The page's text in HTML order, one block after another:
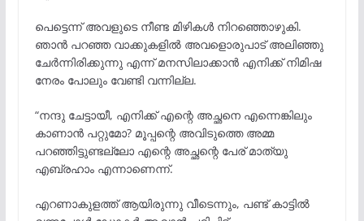
പെട്ടെന്ന് അവളുടെ നീണ്ട മിഴികൾ നിറഞ്ഞൊഴുകി.
ഞാൻ പറഞ്ഞ വാക്കുകളിൽ അവളൊരുപാട് അലിഞ്ഞു
ചേർന്നിരിക്കുന്നു എന്ന് മനസിലാക്കാൻ എനിക്ക് നിമിഷ
നേരം പോലും വേണ്ടി വന്നില്ല.
“നന്ദു ചേട്ടായീ, എനിക്ക് എന്റെ അച്ഛനെ എന്നെങ്കിലും
കാണാൻ പറ്റുമോ? മൂപ്പന്റെ അവിടുത്തെ അമ്മ
പറഞ്ഞിട്ടുണ്ടല്ലോ എന്റെ അച്ഛന്റെ പേര് മാത്യു
എബ്രഹാം എന്നാണെന്ന്.
എറണാകുളത്ത് ആയിരുന്നു വീടെന്നും, പണ്ട് കാട്ടിൽ